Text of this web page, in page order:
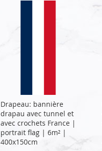
Drapeau: bannière
drapau avec tunnel et
avec crochets France |
portrait flag | 6m² |
400x150cm